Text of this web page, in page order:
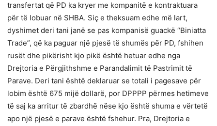
transfertat që PD ka kryer me kompanitë e kontraktuara
për të lobuar në SHBA. Siç e theksuam edhe më lart,
dyshimet deri tani janë se pas kompanisë guackë “Biniatta
Trade”, që ka paguar një pjesë të shumës për PD, fshihen
rusët dhe pikërisht kjo pikë është hetuar edhe nga
Drejtoria e Përgjithshme e Parandalimit të Pastrimit të
Parave. Deri tani është deklaruar se totali i pagesave për
lobim është 675 mijë dollarë, por DPPPP përmes hetimeve
të saj ka arritur të zbardhë nëse kjo është shuma e vërtetë
apo një pjesë e parave është fshehur. Pra, Drejtoria e